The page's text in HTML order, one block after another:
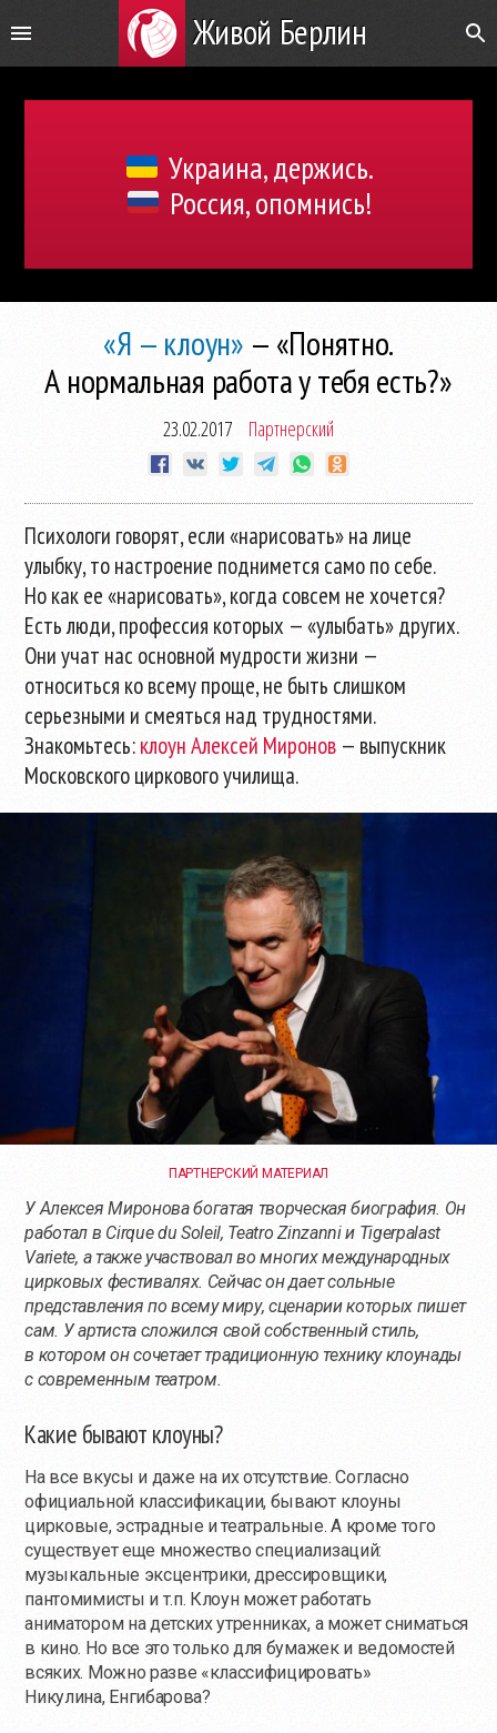
Живой Берлин
Украина, держись.
Россия, опомнись!
«Я — клоун» — «Понятно.
А нормальная работа у тебя есть?»
23.02.2017 Партнерский
Психологи говорят, если «нарисовать» на лице
улыбку, то настроение поднимется само по себе.
Но как ее «нарисовать», когда совсем не хочется?
Есть люди, профессия которых — «улыбать» других.
Они учат нас основной мудрости жизни —
относиться ко всему проще, не быть слишком
серьезными и смеяться над трудностями.
Знакомьтесь:клоун Алексей Миронов — выпускник
Московского циркового училища.
ПАРТНЕРСКИЙ МАТЕРИАЛ
У Алексея Миронова богатая творческая биография. Он
работал в Cirque du Soleil, Teatro Zinzanni и Tigerpalast
Variete, а также участвовал во многих международных
цирковых фестивалях. Сейчас он дает сольные
представления по всему миру, сценарии которых пишет
сам. У артиста сложился свой собственный стиль,
в котором он сочетает традиционную технику клоунады
с современным театром.
Какие бывают клоуны?
На все вкусы и даже на их отсутствие. Согласно
официальной классификации, бывают клоуны
цирковые, эстрадные и театральные. А кроме того
существует еще множество специализаций:
музыкальные эксцентрики, дрессировщики,
пантомимисты и т.п. Клоун может работать
аниматором на детских утренниках, а может сниматься
в кино. Но все это только для бумажек и ведомостей
всяких. Можно разве «классифицировать»
Никулина, Енгибарова?